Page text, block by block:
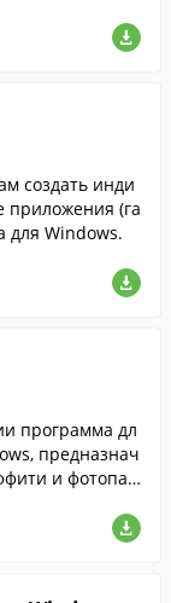
создать инди
приложения (га
для Windows.
программа дл
предназнач
и фотопаз